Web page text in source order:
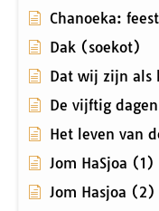
Chanoeka:
Dak (soekot)
Dat wij zijn als
De vijftig
Het leven van
Jom HaSjoa (1)
Jom Hasjoa (2)